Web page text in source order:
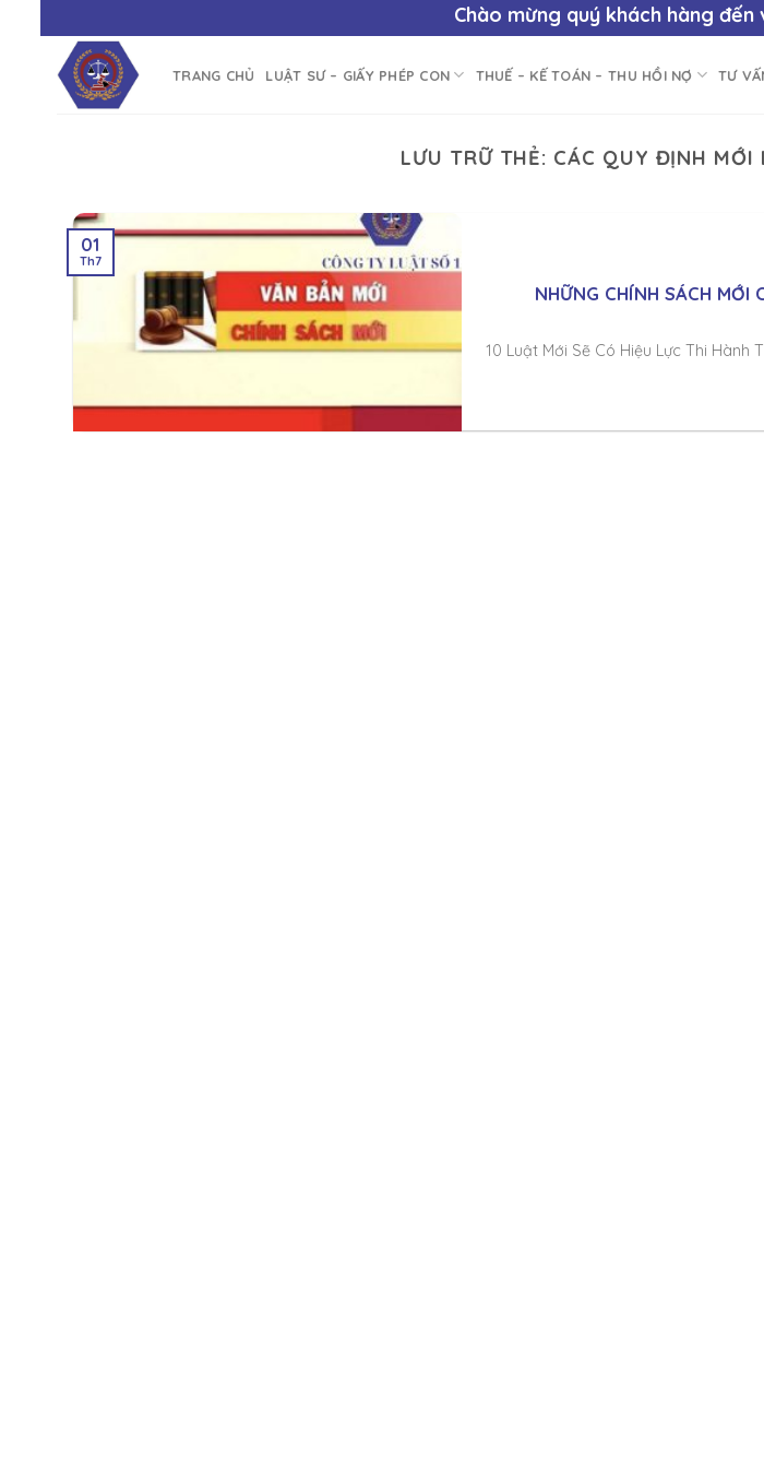
Chào mừng quý khách hàng đến với
TRANG CHỦ LUẬT SƯ – GIẤY PHÉP CON THUẾ – KẾ TOÁN – THU HỒI NỢ TƯ
LƯU TRỮ THẺ: CÁC QUY ĐỊNH MỚI
NHỮNG CHÍNH SÁCH MỚI
10 Luật Mới Sẽ Có Hiệu Lực Thi Hành
01
Th7